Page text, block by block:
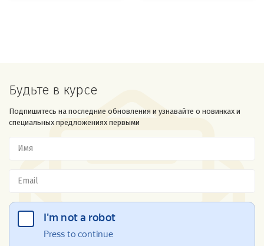
Будьте в курсе
Подпишитесь на последние обновления и узнавайте о новинках и
специальных предложениях первыми